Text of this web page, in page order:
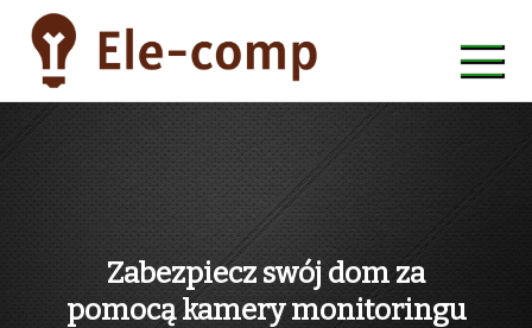
content
ele-comp
Zabezpiecz swój dom za
pomocą kamery monitoringu